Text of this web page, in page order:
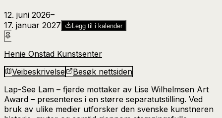
12. juni 2026–​
17. januar 2027
Legg til i kalender
Henie Onstad Kunstsenter
Veibeskrivelse
Besøk nettsiden
Lap-See Lam – fjerde mottaker av Lise Wilhelmsen Art
Award – presenteres i en større separatutstilling. Ved
bruk av ulike medier utforsker den svenske kunstneren